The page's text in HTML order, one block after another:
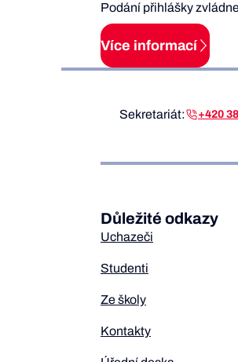
Podání přihlášky
Více informací
Sekretariát: +420
Důležité odkazy
Uchazeči
Studenti
Ze školy
Kontakty